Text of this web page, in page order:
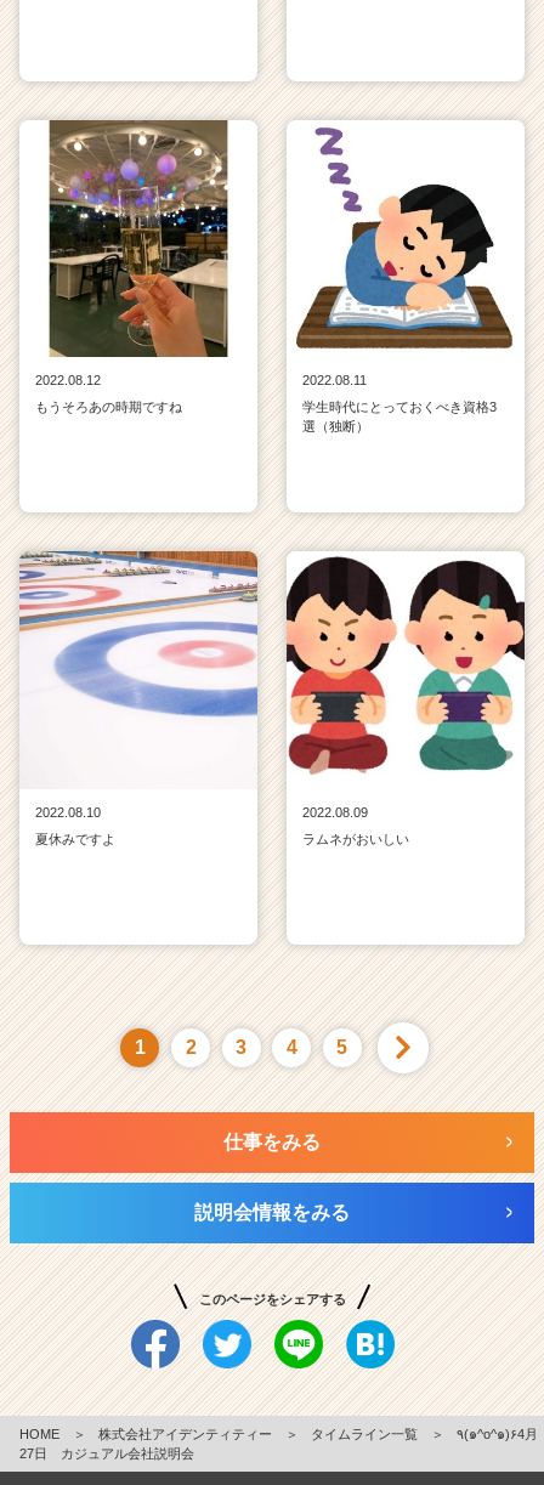
2022.08.12
もうそろあの時期ですね
2022.08.11
学生時代にとっておくべき資格3
選（独断）
2022.08.10
夏休みですよ
2022.08.09
ラムネがおいしい
1 2 3 4 5
仕事をみる
説明会情報をみる
このページをシェアする
HOME ＞ 株式会社アイデンティティー ＞ タイムライン一覧 ＞
٩(๑^o^๑)۶4月
27日 カジュアル会社説明会